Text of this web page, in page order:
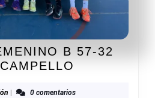
B 57-32
B
Redacción0 comentarios